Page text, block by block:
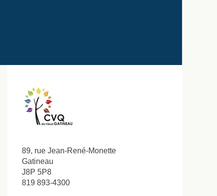
89, rue Jean-René-Monette
Gatineau
J8P 5P8
819 893-4300